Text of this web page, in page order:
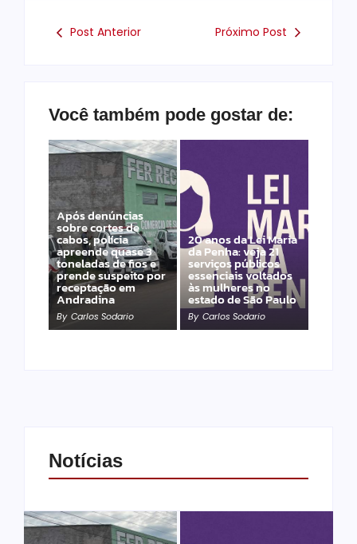
Post Anterior Próximo Post
Você também pode gostar de:
Após denúncias
sobre cortes de
cabos, polícia
apreende quase 3
toneladas de fios e
prende suspeito por
receptação em
Andradina
By Carlos Sodario
20 anos da Lei Maria
da Penha: veja 21
serviços públicos
essenciais voltados
às mulheres no
estado de São Paulo
By Carlos Sodario
Notícias